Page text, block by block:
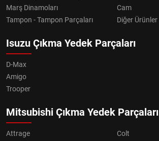
Marş Dinamoları
Cam
Tampon - Tampon Parçaları
Diğer Ürünler
Isuzu Çıkma Yedek Parçaları
D-Max
Amigo
Trooper
Mitsubishi Çıkma Yedek Parçaları
Attrage Colt